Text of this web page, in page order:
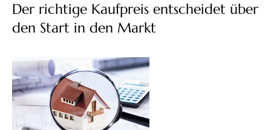
Der richtige Kaufpreis entscheidet über
den Start in den Markt